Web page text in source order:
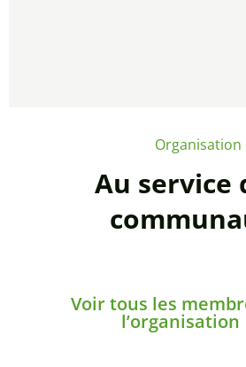
Organisation
Au service
Voir tous les
l’organisation